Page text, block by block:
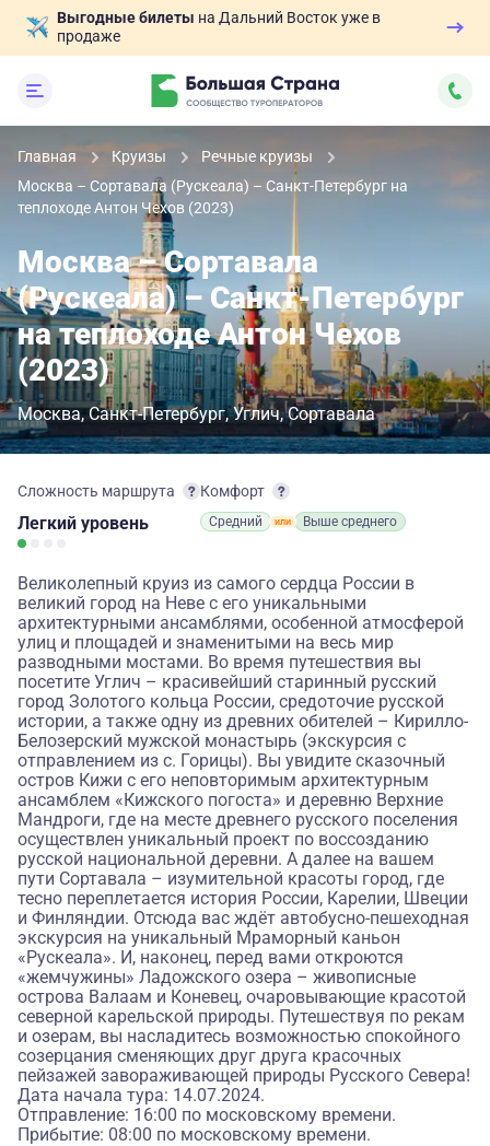
Выгодные билеты на Дальний Восток уже в
продаже
Главная Круизы
Речные круизы
Москва – Сортавала (Рускеала) – Санкт-Петербург на
теплоходе Антон Чехов (2023)
Москва – Сортавала
(Рускеала) – Санкт-Петербург
на теплоходе Антон Чехов
(2023)
Москва Санкт-Петербург Углич Сортавала
Сложность маршрута
Легкий уровень
Комфорт
Средний Выше среднего
Великолепный круиз из самого сердца России в
великий город на Неве с его уникальными
архитектурными ансамблями, особенной атмосферой
улиц и площадей и знаменитыми на весь мир
разводными мостами. Во время путешествия вы
посетите Углич – красивейший старинный русский
город Золотого кольца России, средоточие русской
истории, а также одну из древних обителей – Кирилло-
Белозерский мужской монастырь (экскурсия с
отправлением из с. Горицы). Вы увидите сказочный
остров Кижи с его неповторимым архитектурным
ансамблем «Кижского погоста» и деревню Верхние
Мандроги, где на месте древнего русского поселения
осуществлен уникальный проект по воссозданию
русской национальной деревни. А далее на вашем
пути Сортавала – изумительной красоты город, где
тесно переплетается история России, Карелии, Швеции
и Финляндии. Отсюда вас ждёт автобусно-пешеходная
экскурсия на уникальный Мраморный каньон
«Рускеала». И, наконец, перед вами откроются
«жемчужины» Ладожского озера – живописные
острова Валаам и Коневец, очаровывающие красотой
северной карельской природы. Путешествуя по рекам
и озерам, вы насладитесь возможностью спокойного
созерцания сменяющих друг друга красочных
пейзажей завораживающей природы Русского Севера!
Дата начала тура: 14.07.2024.
Отправление: 16:00 по московскому времени.
Прибытие: 08:00 по московскому времени.